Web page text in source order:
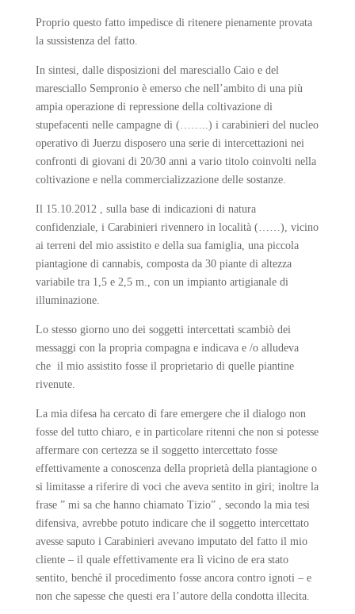
Proprio questo fatto impedisce di ritenere pienamente provata
la sussistenza del fatto.
In sintesi, dalle disposizioni del maresciallo Caio e del
maresciallo Sempronio è emerso che nell’ambito di una più
ampia operazione di repressione della coltivazione di
stupefacenti nelle campagne di (……..) i carabinieri del nucleo
operativo di Juerzu disposero una serie di intercettazioni nei
confronti di giovani di 20/30 anni a vario titolo coinvolti nella
coltivazione e nella commercializzazione delle sostanze.
Il 15.10.2012 , sulla base di indicazioni di natura
confidenziale, i Carabinieri rivennero in località (……), vicino
ai terreni del mio assistito e della sua famiglia, una piccola
piantagione di cannabis, composta da 30 piante di altezza
variabile tra 1,5 e 2,5 m., con un impianto artigianale di
illuminazione.
Lo stesso giorno uno dei soggetti intercettati scambiò dei
messaggi con la propria compagna e indicava e /o alludeva
che il mio assistito fosse il proprietario di quelle piantine
rivenute.
La mia difesa ha cercato di fare emergere che il dialogo non
fosse del tutto chiaro, e in particolare ritenni che non si potesse
affermare con certezza se il soggetto intercettato fosse
effettivamente a conoscenza della proprietà della piantagione o
si limitasse a riferire di voci che aveva sentito in giri; inoltre la
frase ” mi sa che hanno chiamato Tizio” , secondo la mia tesi
difensiva, avrebbe potuto indicare che il soggetto intercettato
avesse saputo i Carabinieri avevano imputato del fatto il mio
cliente – il quale effettivamente era lì vicino de era stato
sentito, benchè il procedimento fosse ancora contro ignoti – e
non che sapesse che questi era l’autore della condotta illecita.